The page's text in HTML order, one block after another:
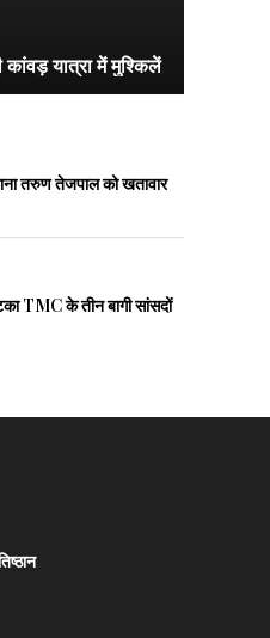
कांवड़ यात्रा में मुश्किलें
तरुण तेजपाल को खतावार
TMC के तीन बागी सांसदों